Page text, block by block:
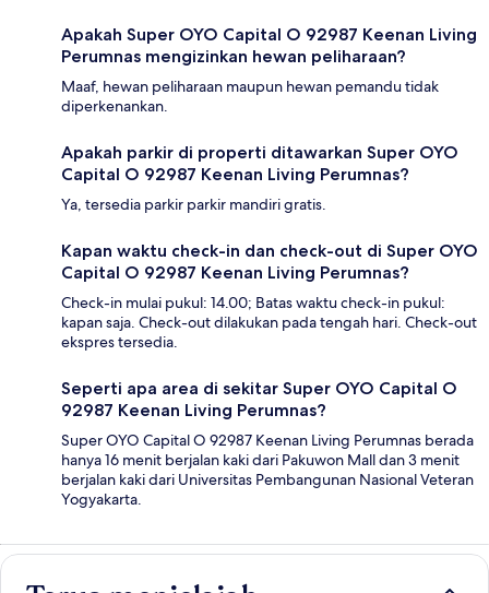
Apakah Super OYO Capital O 92987 Keenan Living
Perumnas mengizinkan hewan peliharaan?
Maaf, hewan peliharaan maupun hewan pemandu tidak
diperkenankan.
Apakah parkir di properti ditawarkan Super OYO
Capital O 92987 Keenan Living Perumnas?
Ya, tersedia parkir parkir mandiri gratis.
Kapan waktu check-in dan check-out di Super OYO
Capital O 92987 Keenan Living Perumnas?
Check-in mulai pukul: 14.00; Batas waktu check-in pukul:
kapan saja. Check-out dilakukan pada tengah hari. Check-out
ekspres tersedia.
Seperti apa area di sekitar Super OYO Capital O
92987 Keenan Living Perumnas?
Super OYO Capital O 92987 Keenan Living Perumnas berada
hanya 16 menit berjalan kaki dari Pakuwon Mall dan 3 menit
berjalan kaki dari Universitas Pembangunan Nasional Veteran
Yogyakarta.